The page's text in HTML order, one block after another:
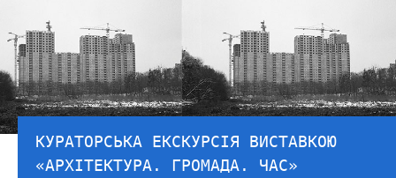
КУРАТОРСЬКА ЕКСКУРСІЯ ВИСТАВКОЮ
«АРХІТЕКТУРА. ГРОМАДА. ЧАС»